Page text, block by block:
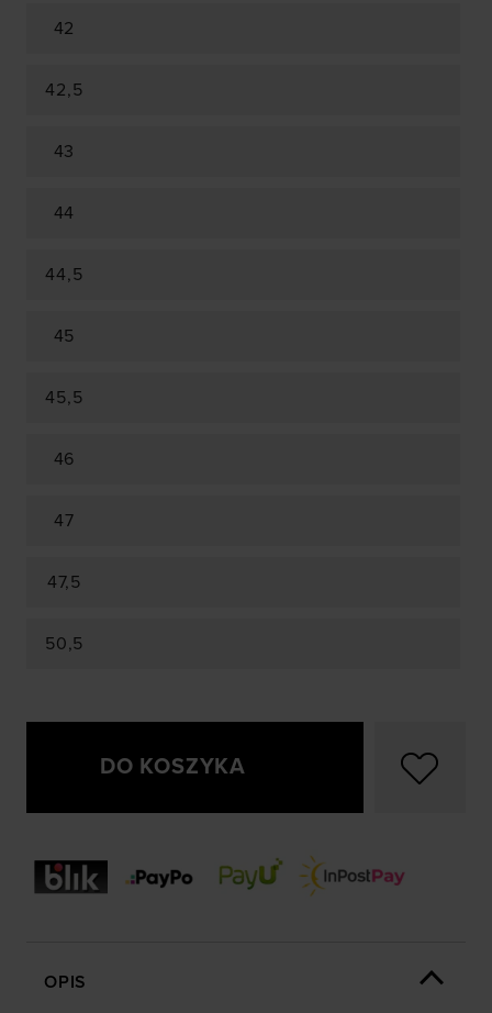
42
42,5
43
44
44,5
45
45,5
46
47
47,5
50,5
DO KOSZYKA
OPIS